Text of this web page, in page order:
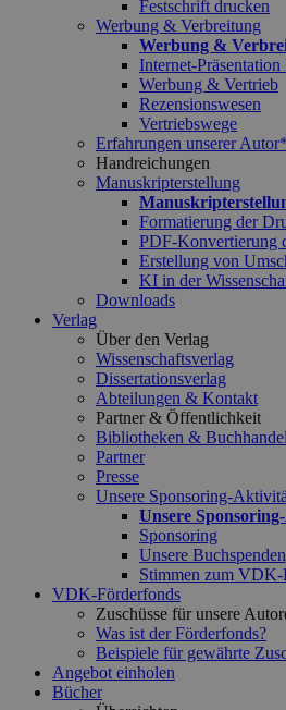
Festschrift drucken
Werbung & Verbreitung
Werbung &
Internet-
Werbung & Vertrieb
Rezensionswesen
Vertriebswege
Erfahrungen unserer
Handreichungen
Manuskripterstellung
Formatierung der
PDF-Konvertierung
Erstellung von
KI in der
Downloads
Verlag
Über den Verlag
Wissenschaftsverlag
Dissertationsverlag
Abteilungen & Kontakt
Partner & Öffentlichkeit
Bibliotheken & Buchhandel
Partner
Presse
Unsere Sponsoring-
Unsere
Sponsoring
Unsere Buchspenden
Stimmen zum VDK-
VDK-Förderfonds
Zuschüsse für unsere
Was ist der Förderfonds?
Beispiele für gewährte
Angebot einholen
Bücher